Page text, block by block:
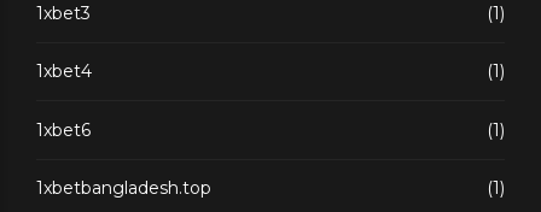
1xbet3 (1)
1xbet4 (1)
1xbet6 (1)
1xbetbangladesh.top (1)